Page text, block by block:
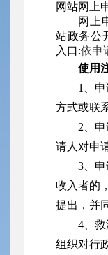
网站网上
网上
站政务公
入口:依申
使用
1、
方式或联
2、
请人对申
3、
收入者的
提出，并
4、
组织对行